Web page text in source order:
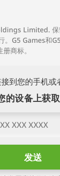
Limited. 保
。G5 Games和
商标。
到您的手机或
的设备上获